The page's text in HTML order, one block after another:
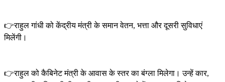
👉राहुल गांधी को केंद्रीय मंत्री के समान वेतन, भत्ता और दूसरी सुविधाएं
मिलेंगी।
👉राहुल को कैबिनेट मंत्री के आवास के स्तर का बंग्ला मिलेगा। उन्हें कार,